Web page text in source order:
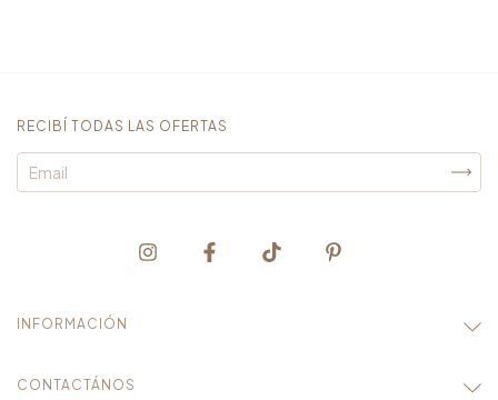
RECIBÍ TODAS LAS OFERTAS
INFORMACIÓN
CONTACTÁNOS